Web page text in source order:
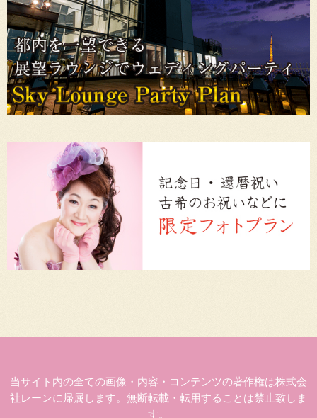
当サイト内の全ての画像・内容・コンテンツの著作権は株式会
社レーンに帰属します。無断転載・転用することは禁止致しま
す。